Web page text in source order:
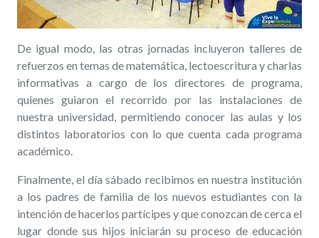
De igual modo, las otras jornadas incluyeron talleres de
refuerzos en temas de matemática, lectoescritura y charlas
informativas a cargo de los directores de programa,
quienes guiaron el recorrido por las instalaciones de
nuestra universidad, permitiendo conocer las aulas y los
distintos laboratorios con lo que cuenta cada programa
académico.
Finalmente, el día sábado recibimos en nuestra institución
a los padres de familia de los nuevos estudiantes con la
intención de hacerlos partícipes y que conozcan de cerca el
lugar donde sus hijos iniciarán su proceso de educación